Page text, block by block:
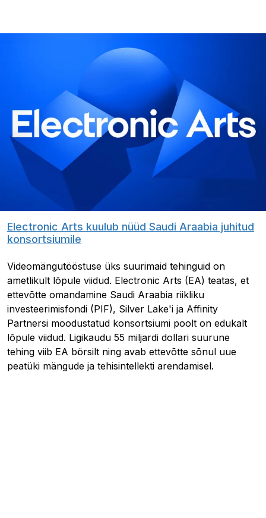
Electronic Arts kuulub nüüd Saudi Araabia juhitud
konsortsiumile
Videomängutööstuse üks suurimaid tehinguid on
ametlikult lõpule viidud. Electronic Arts (EA) teatas, et
ettevõtte omandamine Saudi Araabia riikliku
investeerimisfondi (PIF), Silver Lake'i ja Affinity
Partnersi moodustatud konsortsiumi poolt on edukalt
lõpule viidud. Ligikaudu 55 miljardi dollari suurune
tehing viib EA börsilt ning avab ettevõtte sõnul uue
peatüki mängude ja tehisintellekti arendamisel.